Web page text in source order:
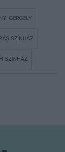
GERGELY
SZÍNHÁZ
SZÍNHÁZ